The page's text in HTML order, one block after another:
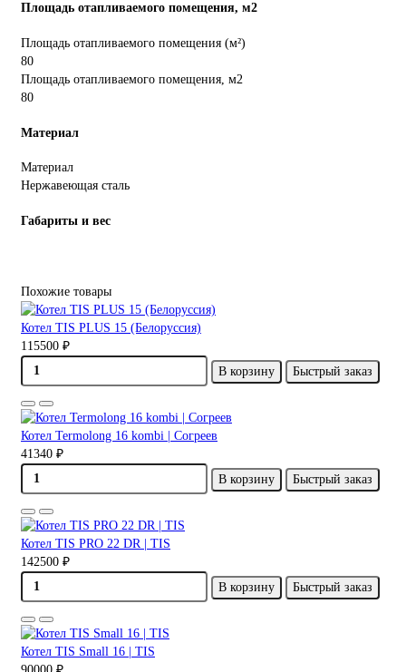
Площадь отапливаемого помещения, м2
Площадь отапливаемого помещения (м²)
80
Площадь отапливаемого помещения, м2
80
Материал
Материал
Нержавеющая сталь
Габариты и вес
Похожие товары
Котел TIS PLUS 15 (Белоруссия)
115500 ₽
В корзину
Быстрый заказ
Котел Termolong 16 kombi | Согреев
41340 ₽
В корзину
Быстрый заказ
Котел TIS PRO 22 DR | TIS
142500 ₽
В корзину
Быстрый заказ
Котел TIS Small 16 | TIS